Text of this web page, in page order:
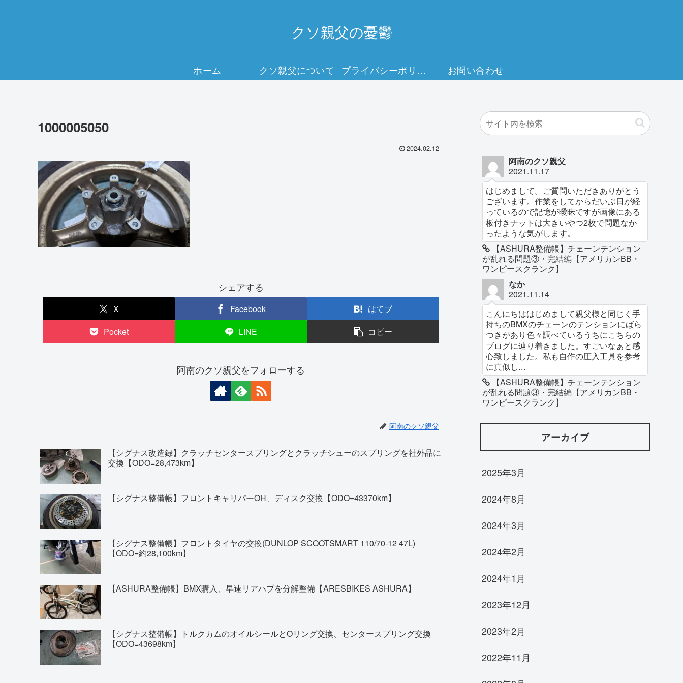
クソ親父の憂鬱
ホーム クソ親父について プライバシーポリシー お問い合わせ
1000005050
2024.02.12
シェアする
X Facebook
はてブ
Pocket
LINE コピー
阿南のクソ親父をフォローする
阿南のクソ親父
【シグナス改造録】クラッチセンタースプリングとクラッチシューのスプリングを社外品に
交換【ODO=28,473km】
【シグナス整備帳】フロントキャリパーOH、ディスク交換【ODO=43370km】
【シグナス整備帳】フロントタイヤの交換(DUNLOP SCOOTSMART 110/70-12 47L)
【ODO=約28,100km】
【ASHURA整備帳】BMX購入、早速リアハブを分解整備【ARESBIKES ASHURA】
【シグナス整備帳】トルクカムのオイルシールとOリング交換、センタースプリング交換
【ODO=43698km】
阿南のクソ親父
2021.11.17
はじめまして。ご質問いただきありがとう
ございます。作業をしてからだいぶ日が経
っているので記憶が曖昧ですが画像にある
板付きナットは大きいやつ2枚で問題なか
ったような気がします。
【ASHURA整備帳】チェーンテンション
が乱れる問題③・完結編【アメリカンBB・
ワンピースクランク】
なか
2021.11.14
こんにちははじめまして親父様と同じく手
持ちのBMXのチェーンのテンションにばら
つきがあり色々調べているうちにこちらの
ブログに辿り着きました。すごいなぁと感
心致しました。私も自作の圧入工具を参考
に真似し...
【ASHURA整備帳】チェーンテンション
が乱れる問題③・完結編【アメリカンBB・
ワンピースクランク】
アーカイブ
2025年3月
2024年8月
2024年3月
2024年2月
2024年1月
2023年12月
2023年2月
2022年11月